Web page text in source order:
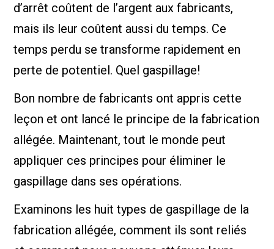
d’arrêt coûtent de l’argent aux fabricants,
mais ils leur coûtent aussi du temps. Ce
temps perdu se transforme rapidement en
perte de potentiel. Quel gaspillage!
Bon nombre de fabricants ont appris cette
leçon et ont lancé le principe de la fabrication
allégée. Maintenant, tout le monde peut
appliquer ces principes pour éliminer le
gaspillage dans ses opérations.
Examinons les huit types de gaspillage de la
fabrication allégée, comment ils sont reliés